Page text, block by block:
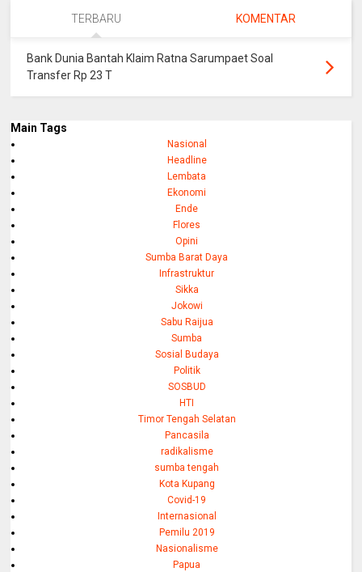
TERBARU KOMENTAR
Bank Dunia Bantah Klaim Ratna Sarumpaet Soal
Transfer Rp 23 T
Main Tags
Nasional
Headline
Lembata
Ekonomi
Ende
Flores
Opini
Sumba Barat Daya
Infrastruktur
Sikka
Jokowi
Sabu Raijua
Sumba
Sosial Budaya
Politik
SOSBUD
HTI
Timor Tengah Selatan
Pancasila
radikalisme
sumba tengah
Kota Kupang
Covid-19
Internasional
Pemilu 2019
Nasionalisme
Papua